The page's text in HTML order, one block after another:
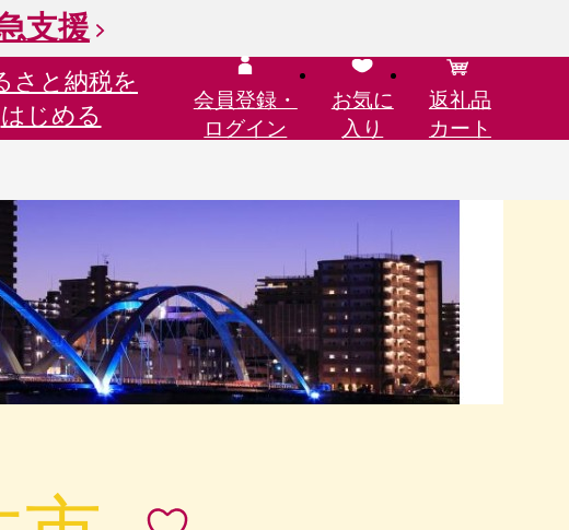
支援
さと納税を
はじめる
会員登録・
ログイン
お気に
入り
返礼品
カート